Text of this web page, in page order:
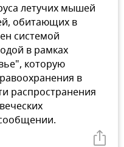
летучих мышей
обитающих в
системой
в рамках
которую
в
распространения